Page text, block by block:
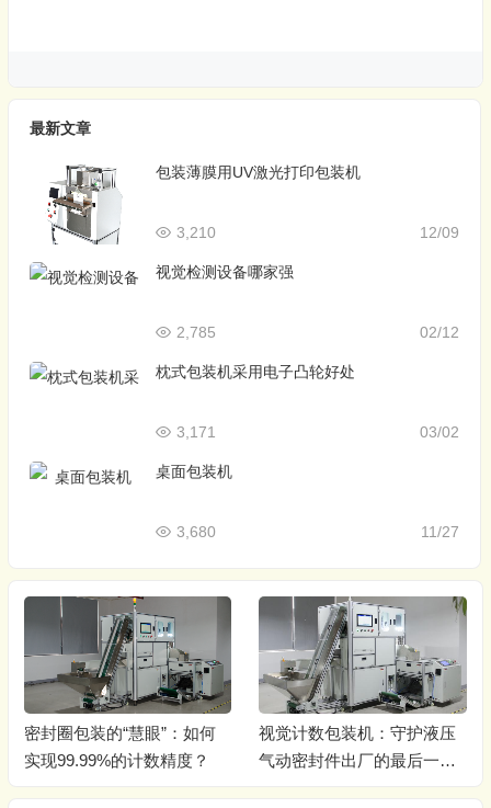
最新文章
包装薄膜用UV激光打印包装机
12/09
3,210
视觉检测设备哪家强
02/12
2,785
枕式包装机采用电子凸轮好处
03/02
3,171
桌面包装机
11/27
3,680
密封圈包装的“慧眼”：如何
实现99.99%的计数精度？
视觉计数包装机：守护液压
气动密封件出厂的最后一道